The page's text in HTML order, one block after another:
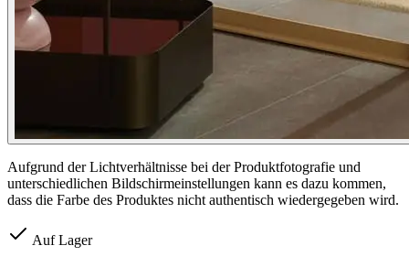
Aufgrund der Lichtverhältnisse bei der Produktfotografie und
unterschiedlichen Bildschirmeinstellungen kann es dazu kommen,
dass die Farbe des Produktes nicht authentisch wiedergegeben wird.
Auf Lager